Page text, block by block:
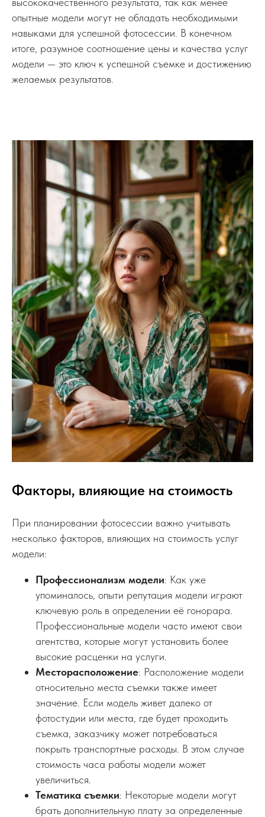
опытные модели могут не обладать необходимыми
навыками для успешной фотосессии. В конечном
итоге, разумное соотношение цены и качества услуг
модели — это ключ к успешной съемке и достижению
желаемых результатов.
Факторы, влияющие на стоимость
При планировании фотосессии важно учитывать
несколько факторов, влияющих на стоимость услуг
модели:
Профессионализм модели: Как уже
упоминалось, опыти репутация модели играют
ключевую роль в определении её гонорара.
Профессиональные модели часто имеют свои
агентства, которые могут установить более
высокие расценки на услуги.
Месторасположение: Расположение модели
относительно места съемки также имеет
значение. Если модель живет далеко от
фотостудии или места, где будет проходить
съемка, заказчику может потребоваться
покрыть транспортные расходы. В этом случае
стоимость часа работы модели может
увеличиться.
Тематика съемки: Некоторые модели могут
брать дополнительную плату за определенные